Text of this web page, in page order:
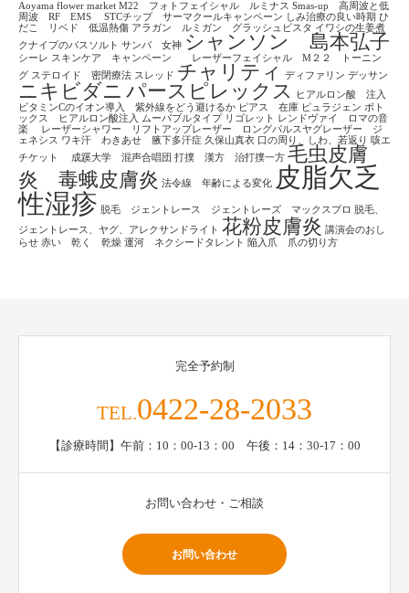
Aoyama flower market M22 フォトフェイシャル ルミナス Smas-up 高周波と低
周波 RF EMS
STCチップ サーマクールキャンペーン しみ治療の良い時期 ひ
だこ リベド 低温熱傷 アラガン ルミガン グラッシュビスタ イワシの生姜煮
クナイプのバスソルト サンバ 女神 シャンソン 島本弘子
シーレ スキンケア キャンペーン レーザーフェイシャル M２２ トーニン
グ ステロイド 密閉療法 スレッド チャリティ ディファリン デッサン
ニキビダニ パースピレックス
ヒアルロン酸 注入
ビタミンCのイオン導入 紫外線をどう避けるか ピアス 在庫 ピュラジェン ボト
ックス ヒアルロン酸注入
ムーバブルタイプ リゴレット レンドヴァイ ロマの音
楽
レーザーシャワー リフトアップレーザー ロングパルスヤグレーザー ジ
ェネシス ワキ汗 わきあせ 腋下多汗症 久保山真衣 口の周り、しわ、若返り 咳エ
チケット
成蹊大学 混声合唱団 打撲 漢方 治打撲一方 毛虫皮膚
炎 毒蛾皮膚炎 法令線 年齢による変化
皮脂欠乏
性湿疹 脱毛 ジェントレース ジェントレーズ マックスプロ
脱毛、
ジェントレース、ヤグ、アレクサンドライト 花粉皮膚炎 講演会のおし
らせ 赤い 乾く 乾燥 運河 ネクシードタレント 陥入爪 爪の切り方
完全予約制
TEL.0422-28-2033
【診療時間】午前：10：00-13：00 午後：14：30-17：00
お問い合わせ・ご相談
お問い合わせ